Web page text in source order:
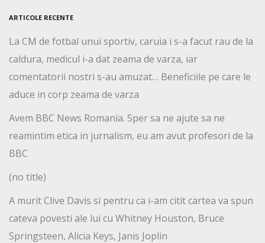
ARTICOLE RECENTE
La CM de fotbal unui sportiv, caruia i s-a facut rau de la
caldura, medicul i-a dat zeama de varza, iar
comentatorii nostri s-au amuzat… Beneficiile pe care le
aduce in corp zeama de varza
Avem BBC News Romania. Sper sa ne ajute sa ne
reamintim etica in jurnalism, eu am avut profesori de la
BBC
(no title)
A murit Clive Davis si pentru ca i-am citit cartea va spun
cateva povesti ale lui cu Whitney Houston, Bruce
Springsteen, Alicia Keys, Janis Joplin